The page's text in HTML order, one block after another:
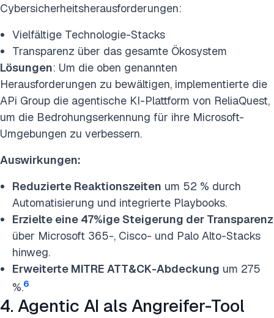
Cybersicherheitsherausforderungen:
Vielfältige Technologie-Stacks
Transparenz über das gesamte Ökosystem
Lösungen: Um die oben genannten
Herausforderungen zu bewältigen, implementierte die
APi Group die agentische KI-Plattform von ReliaQuest,
um die Bedrohungserkennung für ihre Microsoft-
Umgebungen zu verbessern.
Auswirkungen:
Reduzierte Reaktionszeiten um 52 % durch
Automatisierung und integrierte Playbooks.
Erzielte eine 47%ige Steigerung der Transparenz
über Microsoft 365-, Cisco- und Palo Alto-Stacks
hinweg.
Erweiterte MITRE ATT&CK-Abdeckung um 275
%.6
4. Agentic AI als Angreifer-Tool